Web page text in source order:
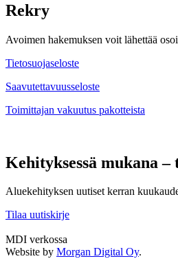
Rekry
Avoimen hakemuksen voit lähettää
Tietosuojaseloste
Saavutettavuusseloste
Toimittajan vakuutus pakotteista
Kehityksessä mukana
Aluekehityksen uutiset kerran
Tilaa uutiskirje
MDI verkossa
Twitter
LinkedIn
Instagram
Facebook
Website by Morgan Digital Oy.